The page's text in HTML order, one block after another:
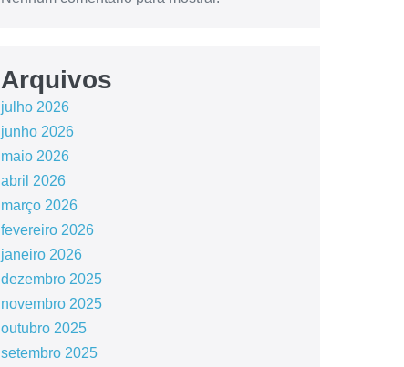
Arquivos
julho 2026
junho 2026
maio 2026
abril 2026
março 2026
fevereiro 2026
janeiro 2026
dezembro 2025
novembro 2025
outubro 2025
setembro 2025